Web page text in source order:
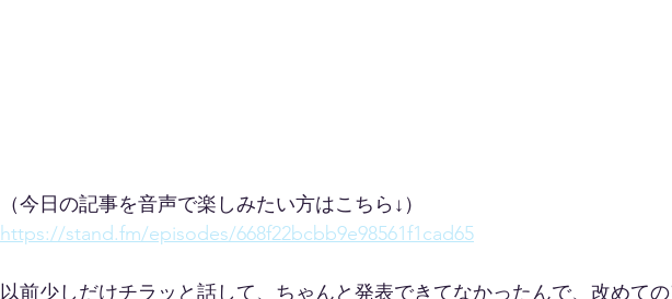
（今日の記事を音声で楽しみたい方はこちら↓）
https://stand.fm/episodes/668f22bcbb9e98561f1cad65
以前少しだけチラッと話して、ちゃんと発表できてなかったんで、改めて